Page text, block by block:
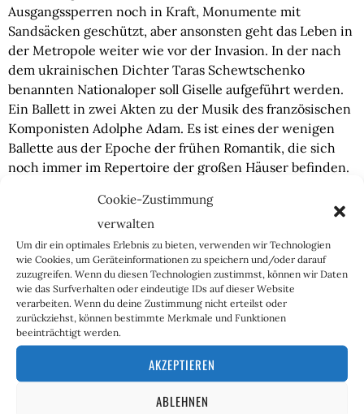
Cookie-Zustimmung
verwalten
Um dir ein optimales Erlebnis zu bieten, verwenden wir Technologien
wie Cookies, um Geräteinformationen zu speichern und/oder darauf
zuzugreifen. Wenn du diesen Technologien zustimmst, können wir Daten
wie das Surfverhalten oder eindeutige IDs auf dieser Website
verarbeiten. Wenn du deine Zustimmung nicht erteilst oder
zurückziehst, können bestimmte Merkmale und Funktionen
beeinträchtigt werden.
AKZEPTIEREN
ABLEHNEN
Ausgangssperren noch in Kraft, Monumente mit
Sandsäcken geschützt, aber ansonsten geht das Leben in
der Metropole weiter wie vor der Invasion. In der nach
dem ukrainischen Dichter Taras Schewtschenko
benannten Nationaloper soll Giselle aufgeführt werden.
Ein Ballett in zwei Akten zu der Musik des französischen
Komponisten Adolphe Adam. Es ist eines der wenigen
Ballette aus der Epoche der frühen Romantik, die sich
noch immer im Repertoire der großen Häuser befinden.
Garderobe im Seesack habe. Man wird es mir schon
nicht verübeln in einem Land, in dem der Präsident zu
jeder Gelegenheit einen Pullover trägt.
Als sich das vom deutsch-baltischen Architekten Viktor
Schröter zwischen 1898 und 1901 erbaute Opernhaus
langsam zu füllen beginnt, spielt das Orchester bereits,
um das Publikum auf die Vorstellung einzustimmen.
Worum es in dem Bühnenstück geht, ist schnell erzählt.
Giselle lebt mit ihrer Mutter in einem Dorf. Der örtliche
Förster Hilarion hat ein Auge auf sie geworfen, doch sie